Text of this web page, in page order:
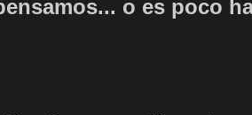
o es poco